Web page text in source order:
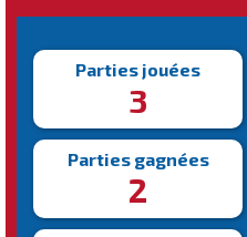
Parties jouées
3
Parties gagnées
2